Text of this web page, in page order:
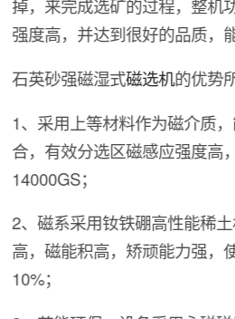
掉，来完成选矿的过程，整机
强度高，并达到很好的品质，
石英砂强磁湿式磁选机的优势
1、采用上等材料作为磁介质
合，有效分选区磁感应强度高
14000GS；
2、磁系采用钕铁硼高性能稀
高，磁能积高，矫顽能力强，
10%；